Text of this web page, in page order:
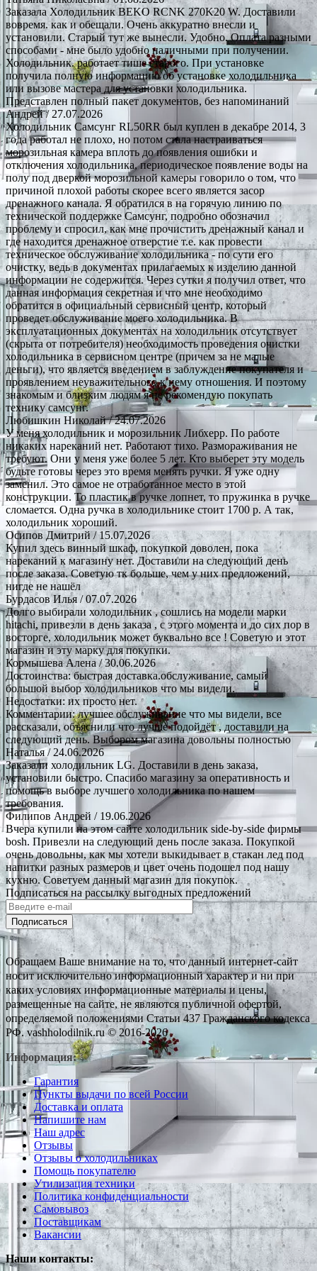
Заказала Холодильник BEKO RCNK 270K20 W. Доставили
вовремя. как и обещали. Очень аккуратно внесли и
установили. Старый тут же вынесли. Удобно. Оплата разными
способами - мне было удобно наличными при получении.
Холодильник. работает тише старого. При установке
получила полную информацию об установке холодильника
или вызове мастера для установки холодильника.
Представлен полный пакет документов, без напоминаний
Андрей/ 27.07.2026
Холодильник Самсунг RL50RR был куплен в декабре 2014, 3
года работал не плохо, но потом стала настраиваться
морозильная камера вплоть до появления ошибки и
отключения холодильника, периодическое появление воды на
полу под дверкой морозильной камеры говорило о том, что
причиной плохой работы скорее всего является засор
дренажного канала. Я обратился в на горячую линию по
технической поддержке Самсунг, подробно обозначил
проблему и спросил, как мне прочистить дренажный канал и
где находится дренажное отверстие т.е. как провести
техническое обслуживание холодильника - по сути его
очистку, ведь в документах прилагаемых к изделию данной
информации не содержится. Через сутки я получил ответ, что
данная информация секретная и что мне необходимо
обратится в официальный сервисный центр, который
проведет обслуживание моего холодильника. В
эксплуатационных документах на холодильник отсутствует
(скрыта от потребителя) необходимость проведения очистки
холодильника в сервисном центре (причем за не малые
деньги), что является введением в заблуждение покупателя и
проявлением неуважительного к нему отношения. И поэтому
знакомым и близким людям я не рекомендую покупать
технику самсунг.
Любишкин Николай/ 24.07.2026
У меня холодильник и морозильник Либхерр. По работе
никаких нареканий нет. Работают тихо. Размораживания не
требуют. Они у меня уже более 5 лет. Кто выберет эту модель
будьте готовы через это время менять ручки. Я уже одну
заменил. Это самое не отработанное место в этой
конструкции. То пластик в ручке лопнет, то пружинка в ручке
сломается. Одна ручка в холодильнике стоит 1700 р. А так,
холодильник хороший.
Осипов Дмитрий/ 15.07.2026
Купил здесь винный шкаф, покупкой доволен, пока
нареканий к магазину нет. Доставили на следующий день
после заказа. Советую тк больше, чем у них предложений,
нигде не нашёл
Бурдасов Илья/ 07.07.2026
Долго выбирали холодильник , сошлись на модели марки
hitachi, привезли в день заказа , с этого момента и до сих пор в
восторге, холодильник может буквально все ! Советую и этот
магазин и эту марку для покупки.
Кормышева Алена/ 30.06.2026
Достоинства: быстрая доставка.обслуживание, самый
большой выбор холодильников что мы видели.
Недостатки: их просто нет.
Комментарии: лучшее обслуживание что мы видели, все
рассказали, объяснили что лучше подойдёт , доставили на
следующий день. Выбором магазина довольны полностью
Наталья / 24.06.2026
Заказали холодильник LG. Доставили в день заказа,
установили быстро. Спасибо магазину за оперативность и
помощь в выборе лучшего холодильника по нашем
требования.
Филипов Андрей / 19.06.2026
Вчера купили на этом сайте холодильник side-by-side фирмы
bosh. Привезли на следующий день после заказа. Покупкой
очень довольны, как мы хотели выкидывает в стакан лед под
напитки разных размеров и цвет очень подошел под нашу
кухню. Советуем данный магазин для покупок.
Подписаться на рассылку выгодных предложений
Подписаться
Обращаем Ваше внимание на то, что данный интернет-сайт
носит исключительно информационный характер и ни при
каких условиях информационные материалы и цены,
размещенные на сайте, не являются публичной офертой,
определяемой положениями Статьи 437 Гражданского кодекса
РФ. vashholodilnik.ru © 2016-2026
Информация:
Гарантия
Пункты выдачи по всей России
Доставка и оплата
Напишите нам
Наш адрес
Отзывы
Отзывы о холодильниках
Помощь покупателю
Утилизация техники
Политика конфиденциальности
Самовывоз
Поставщикам
Вакансии
Наши контакты: